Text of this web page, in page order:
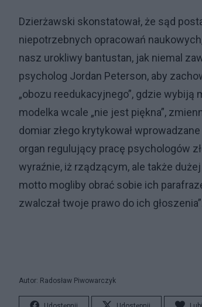
Dzierżawski skonstatował, że sąd
niepotrzebnych opracowań
nasz urokliwy bantustan, jak niemal
psycholog Jordan Peterson, aby
„obozu reedukacyjnego”, gdzie wybiją
modelka wcale „nie jest piękna”,
domiar złego krytykował
organ regulujący pracę psychologów
wyraźnie, iż rządzącym, ale także
motto mogliby obrać sobie ich
zwalczał twoje prawo do ich
Autor: Radosław Piwowarczyk